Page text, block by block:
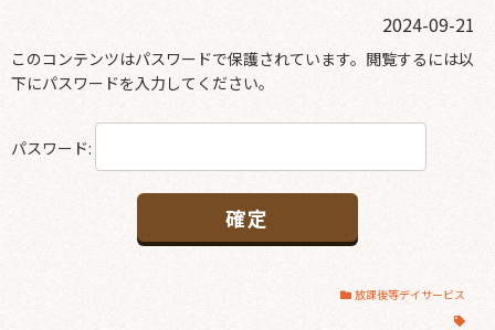
2024-09-21
このコンテンツはパスワードで保護されています。閲覧するには以
下にパスワードを入力してください。
パスワード:
放課後等デイサービス